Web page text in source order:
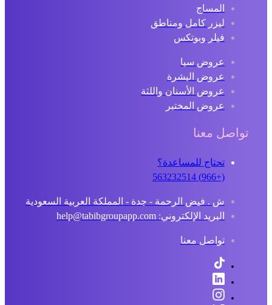
المساج
ليزر كامل ومناطق
فيلر وبوتكس
عروض سبا
عروض البشرة
عروض الأسنان واللثة
عروض المختبر
معنا
تحتاج للمساعدة؟
ش . فيض الرحمة - جدة - المملكة العربية السعودية
البريد الإلكتروني: help@tabibgroupapp.com
تواصل معنا